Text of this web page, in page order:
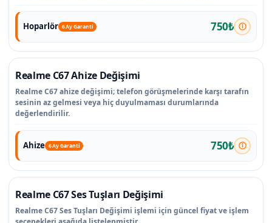
Hoparlör 6 Ay Garanti 750₺
Realme C67 Ahize Değişimi
Realme C67 ahize değişimi; telefon görüşmelerinde karşı tarafın
sesinin az gelmesi veya hiç duyulmaması durumlarında
değerlendirilir.
Ahize 6 Ay Garanti 750₺
Realme C67 Ses Tuşları Değişimi
Realme C67 Ses Tuşları Değişimi işlemi için güncel fiyat ve işlem